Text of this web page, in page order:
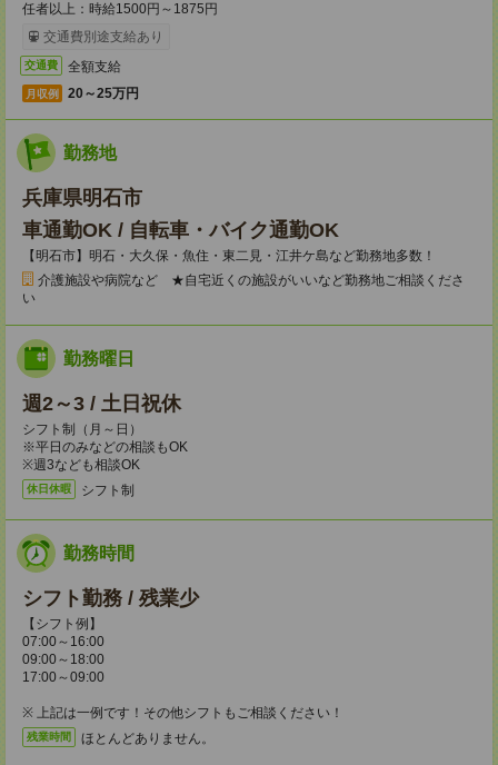
任者以上：時給1500円～1875円
交通費別途支給あり
交通費 全額支給
月収例 20～25万円
勤務地
兵庫県明石市
車通勤OK / 自転車・バイク通勤OK
【明石市】明石・大久保・魚住・東二見・江井ケ島など勤務地多数！
介護施設や病院など ★自宅近くの施設がいいなど勤務地ご相談くださ
い
勤務曜日
週2～3 / 土日祝休
シフト制（月～日）
※平日のみなどの相談もOK
※週3なども相談OK
休日休暇 シフト制
勤務時間
シフト勤務 / 残業少
【シフト例】
07:00～16:00
09:00～18:00
17:00～09:00
※ 上記は一例です！その他シフトもご相談ください！
残業時間 ほとんどありません。